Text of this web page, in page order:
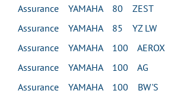
Assurance YAMAHA 80 ZEST
Assurance YAMAHA 85 YZ LW
Assurance YAMAHA 100 AEROX
Assurance YAMAHA 100 AG
Assurance YAMAHA 100 BW'S